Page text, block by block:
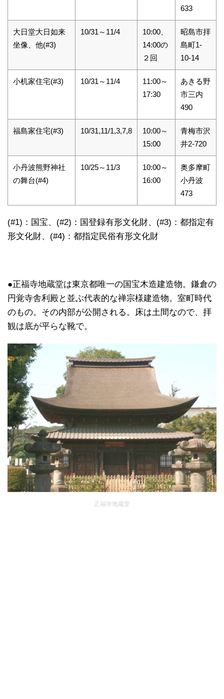
633
大日堂大日如来
坐像、他(#3)
10/31～11/4
10:00、
14:00の
２回
昭島市拝
島町1-
10-14
小机家住宅(#3) 10/31～11/4
11:00～
17:30
あきる野
市三内
490
福島家住宅(#3) 10/31,11/1,3,7,8
10:00～
15:00
青梅市沢
井2-720
小丹波熊野神社
の舞台(#4)
10/25～11/3
10:00～
16:00
奥多摩町
小丹波
473
(#1)：国宝、(#2)：国登録有形文化財、(#3)：都指定有
形文化財、(#4)：都指定民俗有形文化財
●正福寺地蔵堂は東京都唯一の国宝木造建造物。鎌倉の
円覚寺舎利殿と並ぶ代表的な禅宗様建造物。室町時代
のもの。その内部が公開される。床は土間なので、拝
観は底が平らな靴で。
正福寺地蔵堂